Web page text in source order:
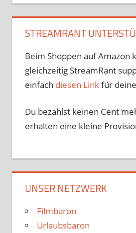
STREAMRANT
Beim Shoppen auf Amazon
gleichzeitig StreamRant
einfach diesen Linkfür
Du bezahlst keinen Cent
erhalten eine kleine
UNSER NETZWERK
Filmbaron
Urlaubsbaron